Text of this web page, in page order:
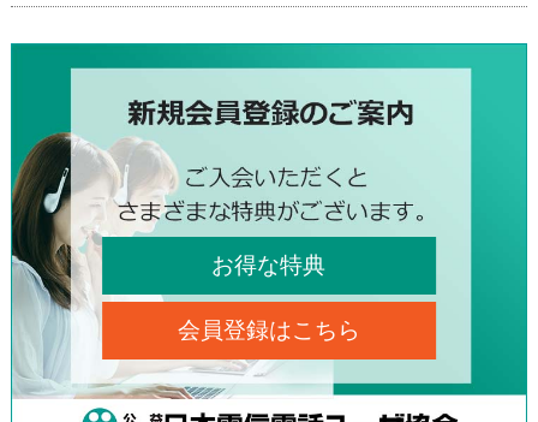
お得な特典
会員登録はこちら